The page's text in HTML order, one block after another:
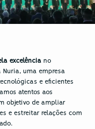
excelência no
uma empresa
e eficientes
atentos aos
objetivo de ampliar
e estreitar relações com